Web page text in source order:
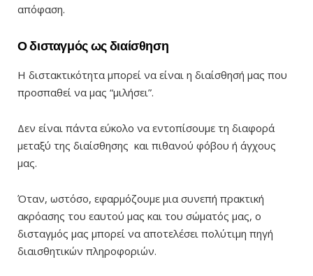
απόφαση.
Ο δισταγμός ως διαίσθηση
Η διστακτικότητα μπορεί να είναι η διαίσθησή μας που
προσπαθεί να μας “μιλήσει”.
Δεν είναι πάντα εύκολο να εντοπίσουμε τη διαφορά
μεταξύ της διαίσθησης και πιθανού φόβου ή άγχους
μας.
Όταν, ωστόσο, εφαρμόζουμε μια συνεπή πρακτική
ακρόασης του εαυτού μας και του σώματός μας, ο
δισταγμός μας μπορεί να αποτελέσει πολύτιμη πηγή
διαισθητικών πληροφοριών.